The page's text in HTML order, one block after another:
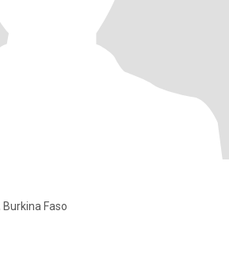
Burkina Faso